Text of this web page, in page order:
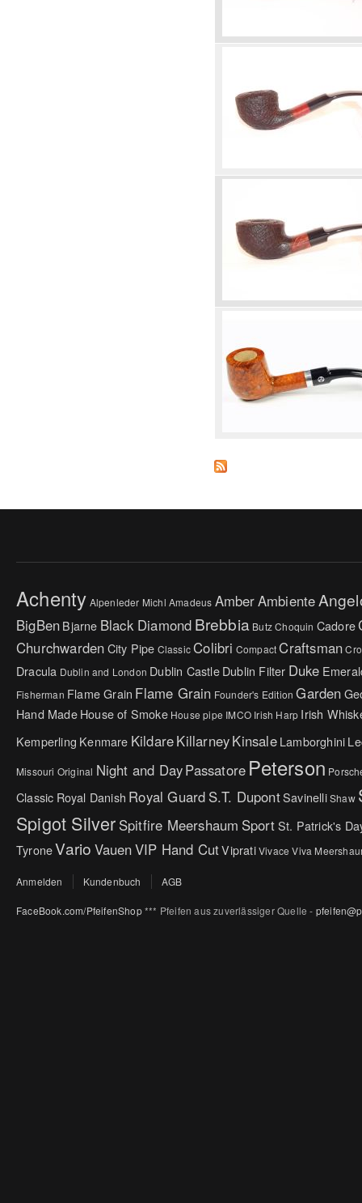
Achenty Alpenleder Michl Amadeus AmberAmbiente
BigBenBjarne Black Diamond Brebbia Butz Choquin Cadore
ChurchwardenCity Pipe ClassicColibri Compact Craftsman
Dracula Dublin and London Dublin CastleDublin Filter Duke
Fisherman Flame Grain Flame Grain Founder's Edition Garden
Hand MadeHouse of Smoke House pipe IMCO Irish Harp Irish
Kemperling Kenmare KildareKillarneyKinsaleLamborghini
Missouri Original Night and DayPassatore Peterson
Classic Royal Danish Royal Guard S.T. DupontSavinelliShaw
Spigot Silver Spitfire Meershaum SportSt. Patrick's
TyroneVario VauenVIP Hand CutVipratiVivace Viva
Anmelden Kundenbuch AGB
FaceBook.com/PfeifenShop*** Pfeifen aus zuverlässiger Quelle -